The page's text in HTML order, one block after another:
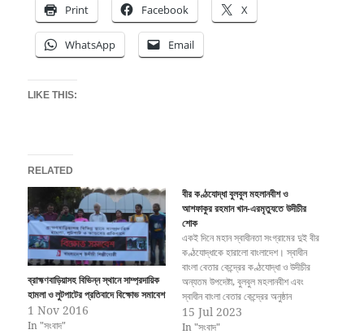
Print Facebook X
WhatsApp Email
LIKE THIS:
RELATED
ব্রাহ্মণবাড়িয়াসহ বিভিন্ন স্থানে সাম্প্রদায়িক
হামলা ও লুটপাটের প্রতিবাদে বিক্ষোভ সমাবেশ
1 Nov 2016
In "সংবাদ"
বীর কণ্ঠযোদ্ধা বুলবুল মহলানবীশ ও
আশফাকুর রহমান খান-এরমৃত্যুতে উদীচীর
শোক
একই দিনে মহান স্বাধীনতা সংগ্রামের দুই বীর
কণ্ঠযোদ্ধাকে হারালো বাংলাদেশ। স্বাধীন
বাংলা বেতার কেন্দ্রের কণ্ঠযোদ্ধা ও উদীচীর
অন্যতম উপদেষ্টা, বুলবুল মহলানবীশ এবং
স্বাধীন বাংলা বেতার কেন্দ্রের অনুষ্ঠান
ব্যবস্থাপক ও উপস্থাপক আশফাকুর রহমান
খান-এর মৃত্যুতে গভীর শোক জানিয়েছে
15 Jul 2023
In "সংবাদ"